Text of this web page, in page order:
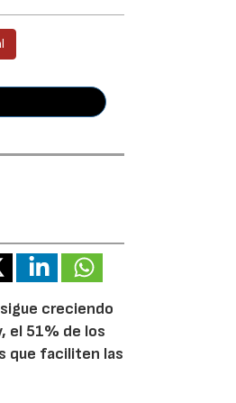
creciendo
el 51% de los
que faciliten las